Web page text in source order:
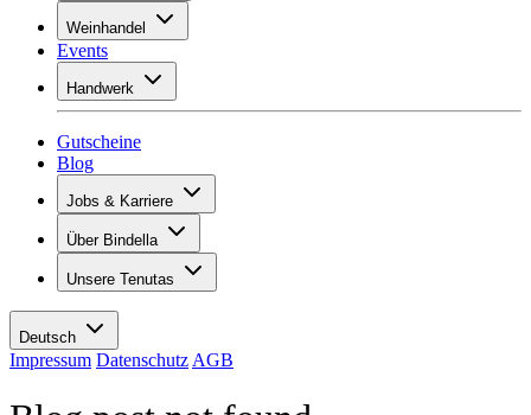
Übersicht Restaurants
Bankette & Events
Dolcezze
Weinhandel
Übersicht
Sortiment
Weinwissen
Events
Handwerk
Übersicht
Gipsen
Malern
Gutscheine
Blog
Jobs & Karriere
Übersicht
Offene Stellen
Ihre Vorteile
Werte
Über Bindella
Geschichte
Les Moby Dicks
Kontakte
Nachhaltigkeit
Unsere Tenutas
Deutsch
Impressum Datenschutz AGB